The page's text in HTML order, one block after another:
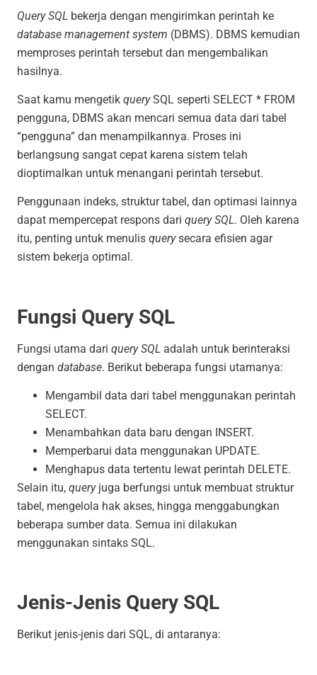
Query SQL bekerja dengan mengirimkan perintah ke
database management system (DBMS). DBMS kemudian
memproses perintah tersebut dan mengembalikan
hasilnya.
Saat kamu mengetik querySQL seperti SELECT * FROM
pengguna, DBMS akan mencari semua data dari tabel
“pengguna” dan menampilkannya. Proses ini
berlangsung sangat cepat karena sistem telah
dioptimalkan untuk menangani perintah tersebut.
Penggunaan indeks, struktur tabel, dan optimasi lainnya
dapat mempercepat respons dari query SQL. Oleh karena
itu, penting untuk menulis querysecara efisien agar
sistem bekerja optimal.
Fungsi Query SQL
Fungsi utama dari query SQL adalah untuk berinteraksi
dengan database. Berikut beberapa fungsi utamanya:
Mengambil data dari tabel menggunakan perintah
SELECT.
Menambahkan data baru dengan INSERT.
Memperbarui data menggunakan UPDATE.
Menghapus data tertentu lewat perintah DELETE.
Selain itu, queryjuga berfungsi untuk membuat struktur
tabel, mengelola hak akses, hingga menggabungkan
beberapa sumber data. Semua ini dilakukan
menggunakan sintaks SQL.
Jenis-Jenis Query SQL
Berikut jenis-jenis dari SQL, di antaranya: